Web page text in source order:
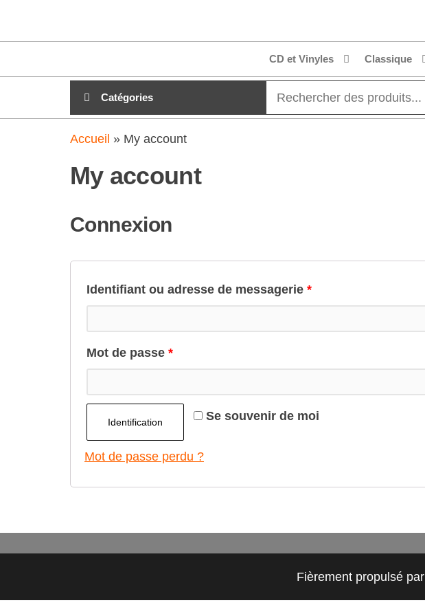
clubdial.fr
CD et Vinyles Classique
Catégories
Accueil » My account
My account
Connexion
Identifiant ou adresse de messagerie *
Mot de passe *
Se souvenir de moi
Identification
Mot de passe perdu ?
Fièrement propulsé par